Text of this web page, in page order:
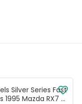
Silver Series Fast
1995 Mazda RX7 -